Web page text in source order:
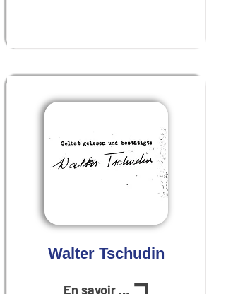
Walter Tschudin
En savoir plus